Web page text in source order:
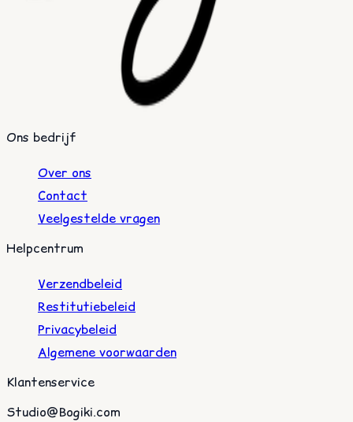
Ons bedrijf
Over ons
Contact
Veelgestelde vragen
Helpcentrum
Verzendbeleid
Restitutiebeleid
Privacybeleid
Algemene voorwaarden
Klantenservice
Studio@Bogiki.com